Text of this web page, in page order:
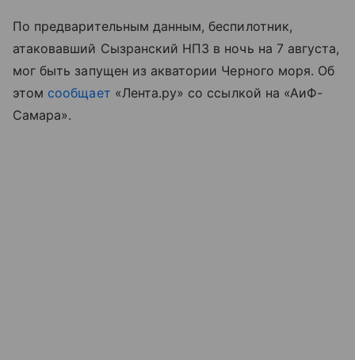
По предварительным данным, беспилотник,
атаковавший Сызранский НПЗ в ночь на 7 августа,
мог быть запущен из акватории Черного моря. Об
этом сообщает «Лента.ру» со ссылкой на «АиФ-
Самара».